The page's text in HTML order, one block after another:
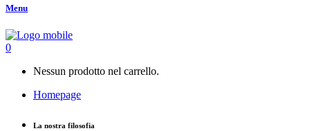
Menu
0
Nessun prodotto nel carrello.
Homepage
La nostra filosofia